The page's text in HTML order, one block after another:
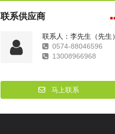
联系供应商
联系人：李先生（先生
0574-88046596
13008966968
马上联系